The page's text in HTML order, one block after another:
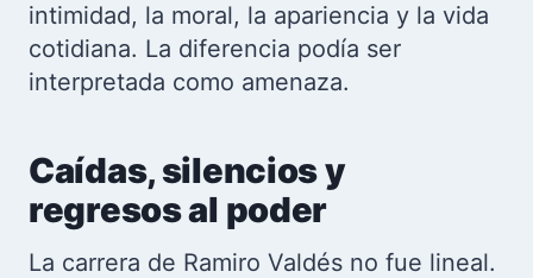
intimidad, la moral, la apariencia y la vida
cotidiana. La diferencia podía ser
interpretada como amenaza.
Caídas, silencios y
regresos al poder
La carrera de Ramiro Valdés no fue lineal.